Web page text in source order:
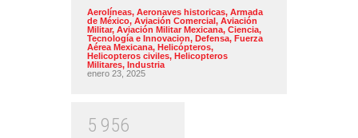
Aerolíneas, Aeronaves historicas, Armada
de México, Aviación Comercial, Aviación
Militar, Aviación Militar Mexicana, Ciencia,
Tecnología e Innovacion, Defensa, Fuerza
Aérea Mexicana, Helicópteros,
Helicopteros civiles, Helicopteros
Militares, Industria
enero 23, 2025
5 956